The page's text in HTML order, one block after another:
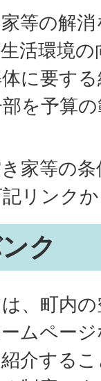
等の解消
活環境
に要す
を予算
家等の条
リンク
ク
、町内
ムペー
介する